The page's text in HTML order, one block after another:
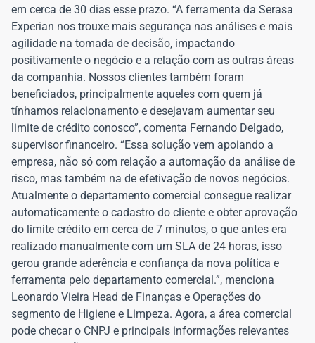
em cerca de 30 dias esse prazo. “A ferramenta da Serasa
Experian nos trouxe mais segurança nas análises e mais
agilidade na tomada de decisão, impactando
positivamente o negócio e a relação com as outras áreas
da companhia. Nossos clientes também foram
beneficiados, principalmente aqueles com quem já
tínhamos relacionamento e desejavam aumentar seu
limite de crédito conosco”, comenta Fernando Delgado,
supervisor financeiro. “Essa solução vem apoiando a
empresa, não só com relação a automação da análise de
risco, mas também na de efetivação de novos negócios.
Atualmente o departamento comercial consegue realizar
automaticamente o cadastro do cliente e obter aprovação
do limite crédito em cerca de 7 minutos, o que antes era
realizado manualmente com um SLA de 24 horas, isso
gerou grande aderência e confiança da nova política e
ferramenta pelo departamento comercial.”, menciona
Leonardo Vieira Head de Finanças e Operações do
segmento de Higiene e Limpeza. Agora, a área comercial
pode checar o CNPJ e principais informações relevantes